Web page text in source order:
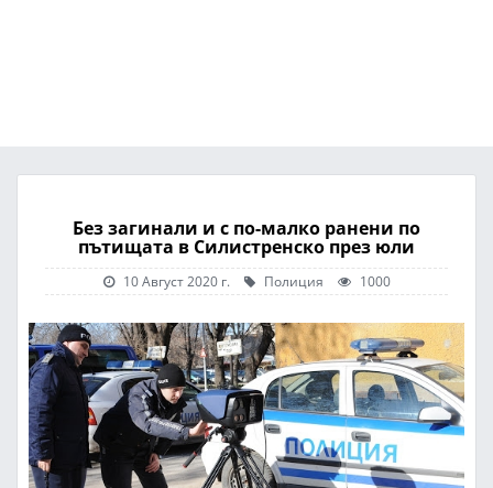
Без загинали и с по-малко ранени по
пътищата в Силистренско през юли
10 Август 2020 г. Полиция 1000